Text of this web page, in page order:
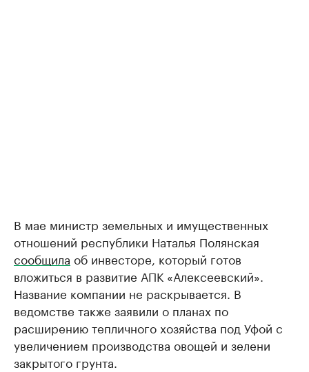
В мае министр земельных и имущественных
отношений республики Наталья Полянская
сообщила об инвесторе, который готов
вложиться в развитие АПК «Алексеевский».
Название компании не раскрывается. В
ведомстве также заявили о планах по
расширению тепличного хозяйства под Уфой с
увеличением производства овощей и зелени
закрытого грунта.